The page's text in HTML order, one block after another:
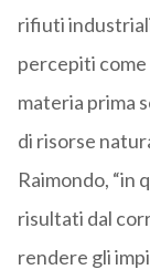
rifiuti
percepiti come
materia prima
di risorse
Raimondo, “in
risultati dal
rendere gli